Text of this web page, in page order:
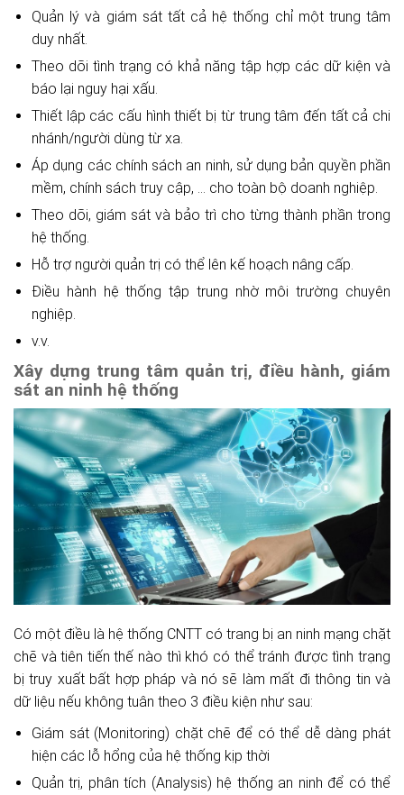
Quản lý và giám sát tất cả hệ thống chỉ một trung tâm
duy nhất.
Theo dõi tình trạng có khả năng tập hợp các dữ kiện và
báo lại nguy hại xấu.
Thiết lập các cấu hình thiết bị từ trung tâm đến tất cả chi
nhánh/người dùng từ xa.
Áp dụng các chính sách an ninh, sử dụng bản quyền phần
mềm, chính sách truy cập, … cho toàn bộ doanh nghiệp.
Theo dõi, giám sát và bảo trì cho từng thành phần trong
hệ thống.
Hỗ trợ người quản trị có thể lên kế hoạch nâng cấp.
Điều hành hệ thống tập trung nhờ môi trường chuyên
nghiệp.
v.v.
Xây dựng trung tâm quản trị, điều hành, giám
sát an ninh hệ thống
Có một điều là hệ thống CNTT có trang bị an ninh mạng chặt
chẽ và tiên tiến thế nào thì khó có thể tránh được tình trạng
bị truy xuất bất hợp pháp và nó sẽ làm mất đi thông tin và
dữ liệu nếu không tuân theo 3 điều kiện như sau:
Giám sát (Monitoring) chặt chẽ để có thể dễ dàng phát
hiện các lỗ hổng của hệ thống kịp thời
Quản trị, phân tích (Analysis) hệ thống an ninh để có thể